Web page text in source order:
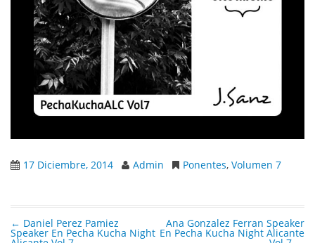
17 Diciembre, 2014 Admin Ponentes, Volumen 7
Post navigation
← Daniel Perez Pamiez
Speaker En Pecha Kucha Night
Ana Gonzalez Ferran Speaker
En Pecha Kucha Night Alicante